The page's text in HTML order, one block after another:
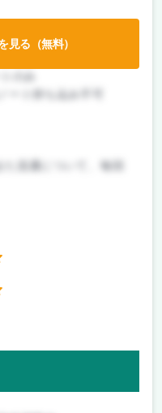
ート持ち込み不可
た流通について、毎回
見る（無料）